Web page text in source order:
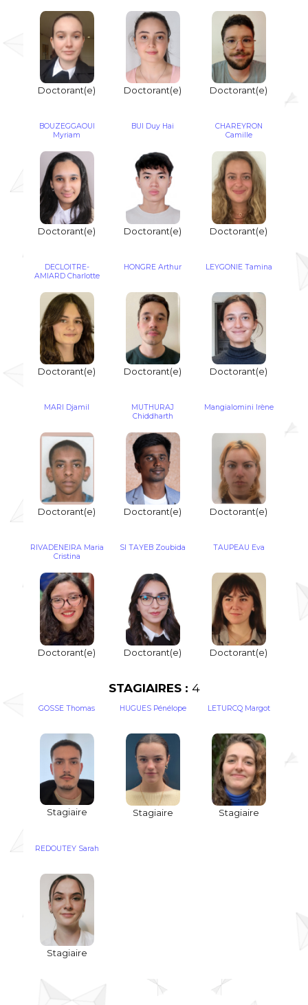
Doctorant(e) Doctorant(e) Doctorant(e)
BOUZEGGAOUI
Myriam
Doctorant(e)
BUI Duy Hai
Doctorant(e)
CHAREYRON
Camille
Doctorant(e)
DECLOITRE-
AMIARD Charlotte
Doctorant(e)
HONGRE Arthur
Doctorant(e)
LEYGONIE Tamina
Doctorant(e)
MARI Djamil
Doctorant(e)
MUTHURAJ
Chiddharth
Doctorant(e)
Mangialomini Irène
Doctorant(e)
RIVADENEIRA Maria
Cristina
Doctorant(e)
SI TAYEB Zoubida
Doctorant(e)
TAUPEAU Eva
Doctorant(e)
STAGIAIRES : 4
GOSSE Thomas
Stagiaire
HUGUES Pénélope
Stagiaire
LETURCQ Margot
Stagiaire
REDOUTEY Sarah
Stagiaire